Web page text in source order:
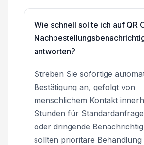
Wie schnell sollte ich auf QR
antworten?
Streben Sie sofortige
Bestätigung an, gefolgt von
menschlichem Kontakt
Stunden für
oder dringende
sollten prioritäre Behandlung